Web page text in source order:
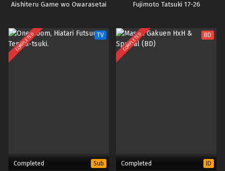
Aishiteru Game wo Owarasetai Fujimoto Tatsuki 17-26
COMPLETED TV
Completed Sub
COMPLETED BD
Completed ID